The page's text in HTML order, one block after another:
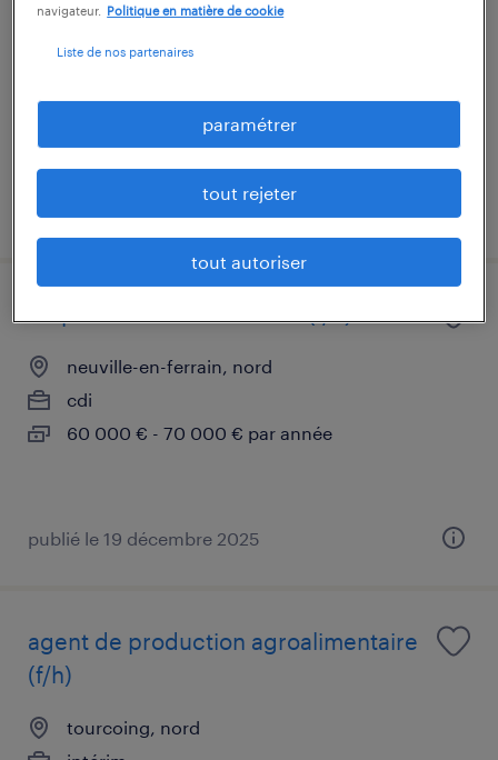
28 000 € par année
publié le 16 juin 2026
neuville-en-ferrain, nord
cdi
60 000 € - 70 000 € par année
publié le 19 décembre 2025
agent de production agroalimentaire
(f/h)
tourcoing, nord
navigateur.
Politique en matière de cookie
Liste de nos partenaires
paramétrer
tout rejeter
tout autoriser